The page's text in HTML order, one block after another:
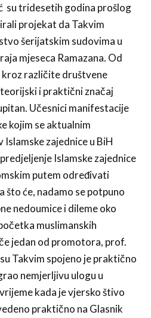
su tridesetih godina prošlog
projekat da Takvim
šerijatskim sudovima u
mjeseca Ramazana. Od
različite društvene
i praktični značaj
Učesnici manifestacije
kojim se aktualnim
zajednice u BiH
Islamske zajednice
putem određivati
što će, nadamo se potpuno
nedoumice i dileme oko
muslimanskih
jedan od promotora, prof.
Takvim spojeno je praktično
nemjerljivu ulogu u
kada je vjersko štivo
praktično na Glasnik